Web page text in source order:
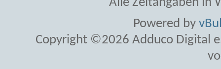
Powered by
Copyright ©2026 Adduco Digital